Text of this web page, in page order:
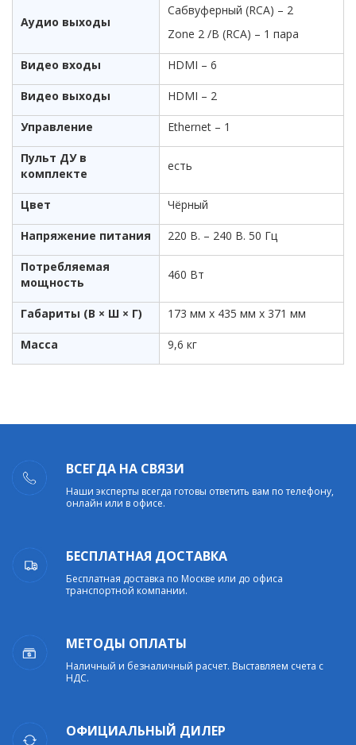
Аудио выходы
Сабвуферный (RCA) – 2
Zone 2 /B (RCA) – 1 пара
Видео входы HDMI – 6
Видео выходы HDMI – 2
Управление Ethernet – 1
Пульт ДУ в
комплекте
есть
Цвет Чёрный
Напряжение питания 220 В. – 240 В. 50 Гц
Потребляемая
мощность
460 Вт
Габариты (В × Ш × Г) 173 мм х 435 мм х 371 мм
Масса 9,6 кг
ВСЕГДА НА СВЯЗИ
Наши эксперты всегда готовы ответить вам по телефону,
онлайн или в офисе.
БЕСПЛАТНАЯ ДОСТАВКА
Бесплатная доставка по Москве или до офиса
транспортной компании.
МЕТОДЫ ОПЛАТЫ
Наличный и безналичный расчет. Выставляем счета с
НДС.
ОФИЦИАЛЬНЫЙ ДИЛЕР